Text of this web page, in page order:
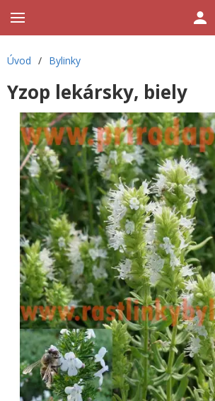
Úvod / Bylinky
Yzop lekársky, biely